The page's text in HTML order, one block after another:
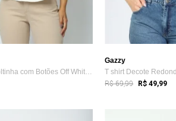
Regata Soltinha com Botões Off White G Gazzy
Gazzy
R$ 69,99 R$ 49,99